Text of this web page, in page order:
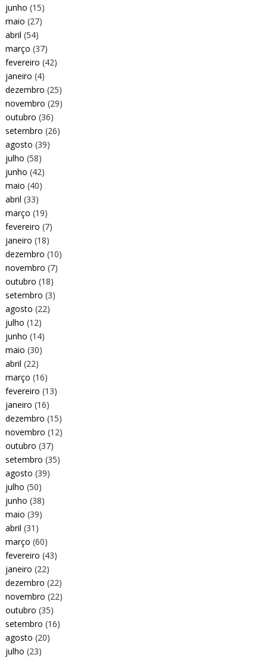
junho (15)
maio (27)
abril (54)
março (37)
fevereiro (42)
janeiro (4)
dezembro (25)
novembro (29)
outubro (36)
setembro (26)
agosto (39)
julho (58)
junho (42)
maio (40)
abril (33)
março (19)
fevereiro (7)
janeiro (18)
dezembro (10)
novembro (7)
outubro (18)
setembro (3)
agosto (22)
julho (12)
junho (14)
maio (30)
abril (22)
março (16)
fevereiro (13)
janeiro (16)
dezembro (15)
novembro (12)
outubro (37)
setembro (35)
agosto (39)
julho (50)
junho (38)
maio (39)
abril (31)
março (60)
fevereiro (43)
janeiro (22)
dezembro (22)
novembro (22)
outubro (35)
setembro (16)
agosto (20)
julho (23)